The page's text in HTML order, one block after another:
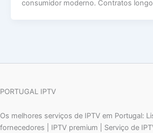
consumidor moderno. Contratos
PORTUGAL IPTV
Os melhores serviços de IPTV em Portugal:
fornecedores | IPTV premium | Serviço de